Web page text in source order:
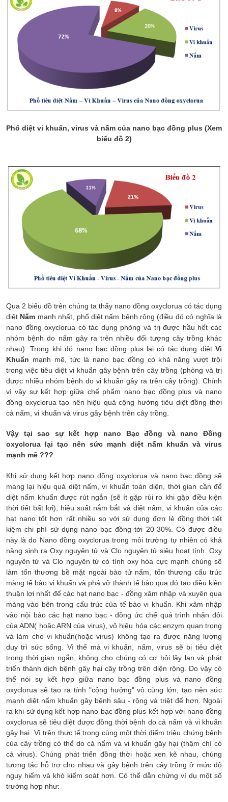
Phổ diệt vi khuẩn, virus và nấm của nano bạc đồng plus (Xem
biểu đồ 2)
Qua 2 biểu đồ trên chúng ta thấy nano đồng oxyclorua có tác dụng
diệt Nấm mạnh nhất, phổ diệt nấm bệnh rộng (điều đó có nghĩa là
nano đồng oxyclorua có tác dụng phòng và trị được hầu hết các
nhóm bệnh do nấm gây ra trên nhiều đối tượng cây trồng khác
nhau). Trong khi đó nano bạc đồng plus lại có tác dụng diệt Vi
Khuẩn mạnh mẽ, tức là nano bạc đồng có khả năng vượt trội
trong việc tiêu diệt vi khuẩn gây bệnh trên cây trồng (phòng và trị
được nhiều nhóm bệnh do vi khuẩn gây ra trên cây trồng). Chính
vì vậy sự kết hợp giữa chế phẩm nano bạc đồng plus và nano
đồng oxyclorua tạo nên hiệu quả cộng hưởng tiêu diệt đồng thời
cả nấm, vi khuẩn và virus gây bệnh trên cây trồng.
Vậy tại sao sự
kết hợp nano Bạc đồng và nano Đồng
oxyclorua lại tạo nên sức mạnh diệt nấm khuẩn và virus
mạnh mẽ ???
Khi sử dụng kết hợp nano đồng oxyclorua và nano bạc đồng sẽ
mang lại hiệu quả diệt nấm, vi khuẩn toàn diện, thời gian cần để
diệt nấm khuẩn được rút ngắn (sẽ ít gặp rủi ro khi gặp điều kiện
thời tiết bất lợi), hiệu suất nắm bắt và diệt nấm, vi khuẩn của các
hạt nano tốt hơn rất nhiều so với sử dụng đơn lẻ đồng thời tiết
kiệm chi phí sử dụng nano bạc đồng tới 20-30%. Có được điều
này là do Nano đồng oxyclorua trong môi trường tự nhiên có khả
năng sinh ra Oxy nguyên tử và Clo nguyên tử siêu hoạt tính. Oxy
nguyên tử và Clo nguyên tử có tính oxy hóa cực mạnh chúng sẽ
làm tổn thương bề mặt ngoài bào tử nấm, tổn thương cấu trúc
màng tế bào vi khuẩn và phá vỡ thành tế bào qua đó tạo điều kiện
thuận lợi nhất để các hạt nano bạc - đồng xâm nhập và xuyên qua
màng vào bên trong cấu trúc của tế bào vi khuẩn. Khi xâm nhập
vào nội bào các hạt nano bạc - đồng ức chế quá trình nhân đôi
của ADN( hoặc ARN của virus), vô hiệu hóa các enzym quan trọng
và làm cho vi khuẩn(hoặc virus) không tạo ra được năng lượng
duy trì sức sống. Vì thế mà vi khuẩn, nấm, virus sẽ bị tiêu diệt
trong thời gian ngắn, không cho chúng có cơ hội lây lan và phát
triển thành dịch bệnh gây hại cây trồng trên diện rộng. Do vậy có
thể nói sự kết hợp giữa nano bạc đồng plus và nano đồng
oxyclorua sẽ tạo ra tính "cộng hưởng" vô cùng lớn, tạo nên sức
mạnh diệt nấm khuẩn gây bệnh sâu - rộng và triệt để hơn. Ngoài
ra khi sử dụng kết hợp nano bạc đồng plus kết hợp với nano đồng
oxyclorua sẽ tiêu diệt được đồng thời bệnh do cả nấm và vi khuẩn
gây hại. Vì trên thực tế trong cùng một thời điểm triệu chứng bệnh
của cây trồng có thể do cả nấm và vi khuẩn gây hại (thậm chí có
cả virus). Chúng phát triển đồng thời hoặc xen kẽ nhau, chúng
tương tác hỗ trợ cho nhau và gây bệnh trên cây trồng ở mức độ
nguy hiểm và khó kiểm soát hơn. Có thể dẫn chứng ví dụ một số
trường hợp như: